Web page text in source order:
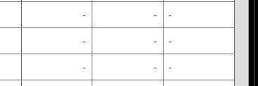
- - -
- - -
- - -